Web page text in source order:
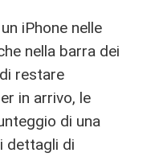
iPhone nelle
nella barra dei
restare
in arrivo, le
di una
dettagli di